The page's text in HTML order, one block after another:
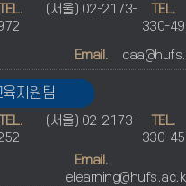
(서울) 02-2173-
TEL.
330-
Email.
육지원팀
(서울) 02-2173-
TEL.
330-
Email.